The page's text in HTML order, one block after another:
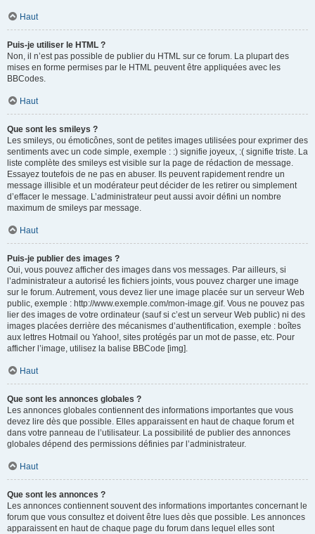
Haut
Puis-je utiliser le HTML ?
Non, il n’est pas possible de publier du HTML sur ce forum. La plupart des
mises en forme permises par le HTML peuvent être appliquées avec les
BBCodes.
Haut
Que sont les smileys ?
Les smileys, ou émoticônes, sont de petites images utilisées pour exprimer des
sentiments avec un code simple, exemple : :) signifie joyeux, :( signifie triste. La
liste complète des smileys est visible sur la page de rédaction de message.
Essayez toutefois de ne pas en abuser. Ils peuvent rapidement rendre un
message illisible et un modérateur peut décider de les retirer ou simplement
d’effacer le message. L’administrateur peut aussi avoir défini un nombre
maximum de smileys par message.
Haut
Puis-je publier des images ?
Oui, vous pouvez afficher des images dans vos messages. Par ailleurs, si
l’administrateur a autorisé les fichiers joints, vous pouvez charger une image
sur le forum. Autrement, vous devez lier une image placée sur un serveur Web
public, exemple : http://www.exemple.com/mon-image.gif. Vous ne pouvez pas
lier des images de votre ordinateur (sauf si c’est un serveur Web public) ni des
images placées derrière des mécanismes d’authentification, exemple : boîtes
aux lettres Hotmail ou Yahoo!, sites protégés par un mot de passe, etc. Pour
afficher l’image, utilisez la balise BBCode [img].
Haut
Que sont les annonces globales ?
Les annonces globales contiennent des informations importantes que vous
devez lire dès que possible. Elles apparaissent en haut de chaque forum et
dans votre panneau de l’utilisateur. La possibilité de publier des annonces
globales dépend des permissions définies par l’administrateur.
Haut
Que sont les annonces ?
Les annonces contiennent souvent des informations importantes concernant le
forum que vous consultez et doivent être lues dès que possible. Les annonces
apparaissent en haut de chaque page du forum dans lequel elles sont